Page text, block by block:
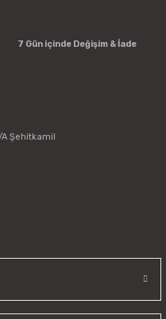
7 Gün içinde Değişim & İade
A Şehitkamil